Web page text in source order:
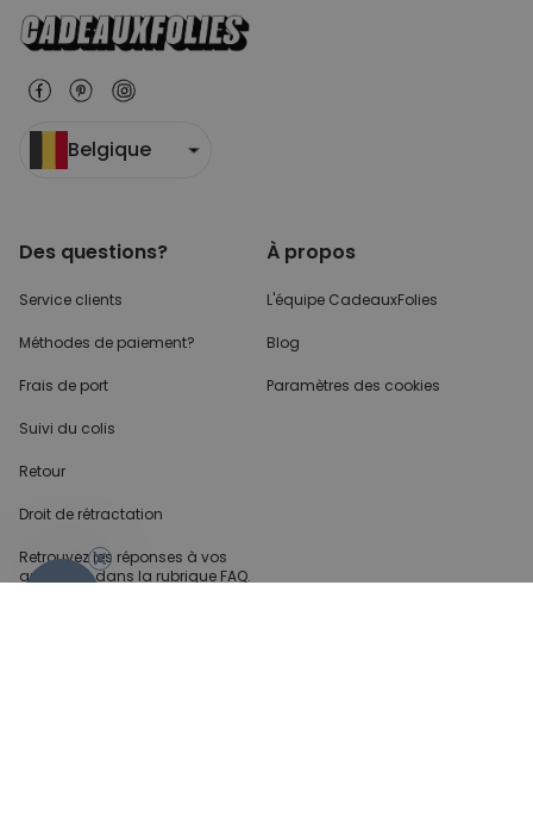
Belgique
Des questions?
Service clients
Méthodes de paiement?
Frais de port
Suivi du colis
Retour
Droit de rétractation
Retrouvez les réponses à vos
questions dans la rubrique FAQ.
À propos
L'équipe CadeauxFolies
Blog
Paramètres des cookies